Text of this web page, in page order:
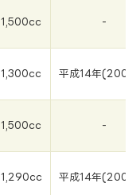
1,500cc -
1,300cc 平成14年(2003
1,500cc -
1,290cc 平成14年(2002